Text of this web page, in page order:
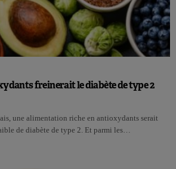
freinerait le diabète de type 2
une alimentation riche en antioxydants serait
de diabète de type 2. Et parmi les…